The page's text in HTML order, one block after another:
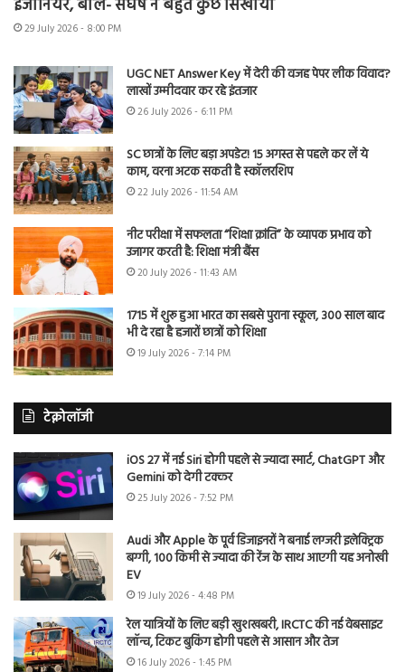
इंजीनियर, बोले- संघर्ष ने बहुत कुछ सिखाया
29 July 2026 - 8:00 PM
UGC NET Answer Key में देरी की वजह पेपर लीक विवाद?
लाखों उम्मीदवार कर रहे इंतजार
26 July 2026 - 6:11 PM
SC छात्रों के लिए बड़ा अपडेट! 15 अगस्त से पहले कर लें ये
काम, वरना अटक सकती है स्कॉलरशिप
22 July 2026 - 11:54 AM
नीट परीक्षा में सफलता “शिक्षा क्रांति” के व्यापक प्रभाव को
उजागर करती है: शिक्षा मंत्री बैंस
20 July 2026 - 11:43 AM
1715 में शुरू हुआ भारत का सबसे पुराना स्कूल, 300 साल बाद
भी दे रहा है हजारों छात्रों को शिक्षा
19 July 2026 - 7:14 PM
टेक्नोलॉजी
iOS 27 में नई Siri होगी पहले से ज्यादा स्मार्ट, ChatGPT और
Gemini को देगी टक्कर
25 July 2026 - 7:52 PM
Audi और Apple के पूर्व डिजाइनरों ने बनाई लग्जरी इलेक्ट्रिक
बग्गी, 100 किमी से ज्यादा की रेंज के साथ आएगी यह अनोखी
EV
19 July 2026 - 4:48 PM
रेल यात्रियों के लिए बड़ी खुशखबरी, IRCTC की नई वेबसाइट
लॉन्च, टिकट बुकिंग होगी पहले से आसान और तेज
16 July 2026 - 1:45 PM